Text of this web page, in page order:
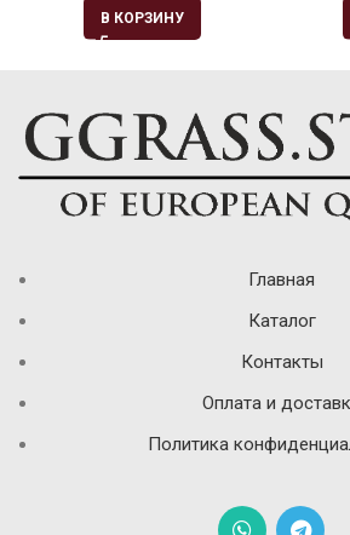
В КОРЗИНУ
Главная
Каталог
Контакты
Оплата и
Политика